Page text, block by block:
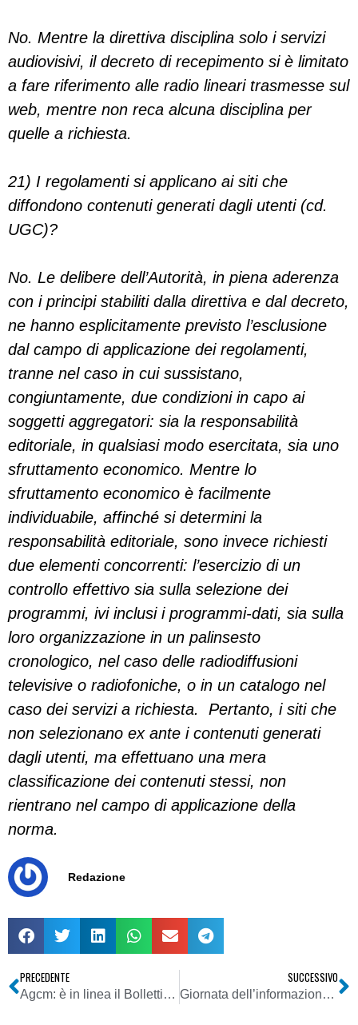
No. Mentre la direttiva disciplina solo i servizi
audiovisivi, il decreto di recepimento si è limitato
a fare riferimento alle radio lineari trasmesse sul
web, mentre non reca alcuna disciplina per
quelle a richiesta.
21) I regolamenti si applicano ai siti che
diffondono contenuti generati dagli utenti (cd.
UGC)?
No. Le delibere dell’Autorità, in piena aderenza
con i principi stabiliti dalla direttiva e dal decreto,
ne hanno esplicitamente previsto l’esclusione
dal campo di applicazione dei regolamenti,
tranne nel caso in cui sussistano,
congiuntamente, due condizioni in capo ai
soggetti aggregatori: sia la responsabilità
editoriale, in qualsiasi modo esercitata, sia uno
sfruttamento economico. Mentre lo
sfruttamento economico è facilmente
individuabile, affinché si determini la
responsabilità editoriale, sono invece richiesti
due elementi concorrenti: l’esercizio di un
controllo effettivo sia sulla selezione dei
programmi, ivi inclusi i programmi-dati, sia sulla
loro organizzazione in un palinsesto
cronologico, nel caso delle radiodiffusioni
televisive o radiofoniche, o in un catalogo nel
caso dei servizi a richiesta. Pertanto, i siti che
non selezionano ex ante i contenuti generati
dagli utenti, ma effettuano una mera
classificazione dei contenuti stessi, non
rientrano nel campo di applicazione della
norma.
Redazione
PRECEDENTE
Agcm: è in linea il Bollettino n.1/2011 del 24/01/2011
SUCCESSIVO
Giornata dell’informazione. Intervento Presidente Comitato per applicazione codice autoregolamentazione in materia di rappresentazione vicende giudiziarie in trasmissioni rtv